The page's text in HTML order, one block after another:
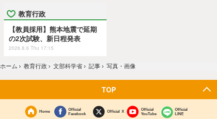
教育行政
【教員採用】熊本地震で延期
の2次試験、新日程発表
2026.8.6 Thu 17:15
ホーム › 教育行政 › 文部科学省 › 記事 › 写真・画像
TOP
Home
Official
Facebook
Official X
Official
YouTube
Official
LINE